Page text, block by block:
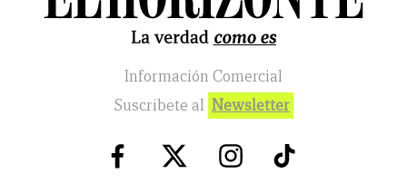
Información Comercial
Suscribete al Newsletter